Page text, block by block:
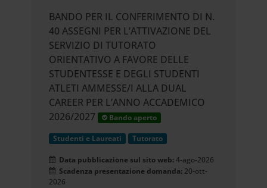
BANDO PER IL CONFERIMENTO DI N.
40 ASSEGNI PER L’ATTIVAZIONE DEL
SERVIZIO DI TUTORATO
ORIENTATIVO A FAVORE DELLE
STUDENTESSE E DEGLI STUDENTI
ATLETI AMMESSE/I ALLA DUAL
CAREER PER L’ANNO ACCADEMICO
2026/2027
Bando aperto
Studenti e Laureati Tutorato
Data pubblicazione sul sito web:4-ago-2026
Scadenza presentazione domanda: 20-ott-
2026